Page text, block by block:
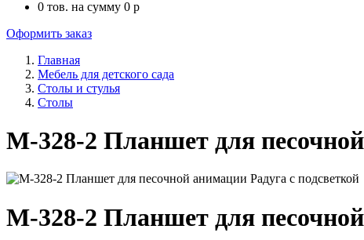
0 тов. на сумму 0 p
Оформить заказ
Главная
Мебель для детского сада
Столы и стулья
Столы
М-328-2 Планшет для
М-328-2 Планшет для